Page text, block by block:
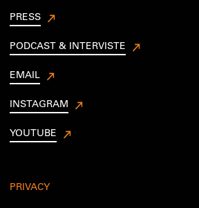
PRESS
PODCAST & INTERVISTE
EMAIL
INSTAGRAM
YOUTUBE
PRIVACY